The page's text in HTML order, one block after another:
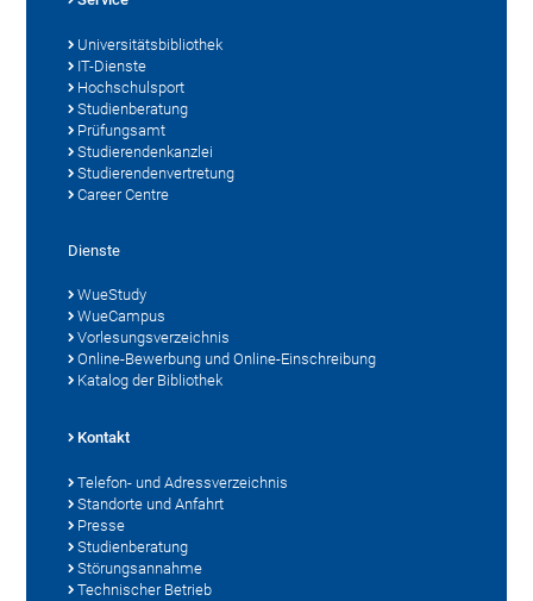
Universitätsbibliothek
IT-Dienste
Hochschulsport
Studienberatung
Prüfungsamt
Studierendenkanzlei
Studierendenvertretung
Career Centre
Dienste
WueStudy
WueCampus
Vorlesungsverzeichnis
Online-Bewerbung und Online-Einschreibung
Katalog der Bibliothek
Kontakt
Telefon- und Adressverzeichnis
Standorte und Anfahrt
Presse
Studienberatung
Störungsannahme
Technischer Betrieb